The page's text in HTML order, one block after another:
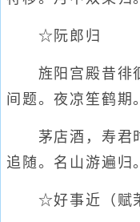
☆阮郎归
旌阳宫殿昔徘徊
间题。夜凉笙鹤期
茅店酒，寿君时
追随。名山游遍归
☆好事近（赋茉